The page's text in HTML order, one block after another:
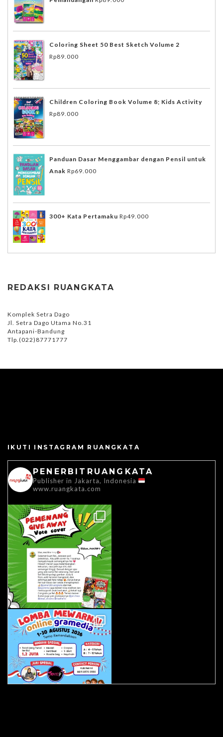
Coloring Sheet 50 Best Sketch Volume 2
Rp89.000
Children Coloring Book Volume 8; Kids Activity
Rp89.000
Panduan Dasar Menggambar dengan Pensil untuk
Anak Rp69.000
300+ Kata Pertamaku Rp49.000
REDAKSI RUANGKATA
Komplek Setra Dago
Jl. Setra Dago Utama No.31
Antapani-Bandung
Tlp.(022)87771777
IKUTI INSTAGRAM RUANGKATA
PENERBITRUANGKATA
Publisher in Jakarta, Indonesia
www.ruangkata.com